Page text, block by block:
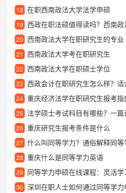
18 在职西南政法大学法学申硕
19 西政在职法硕值得读吗？西南政法大学在职
20 西南政法大学在职研究生的专业
21 西南政法大学考在职研究生
22 西南政法大学在职硕士学位
23 西政会计在职研究生怎么样？适
24 重庆经济法学在职研究生报考指南：适合
25 法学硕士考试科目有哪些？一
26 重庆研究生报考条件是什么
27 什么叫同等学力？通俗解释同
28 重庆什么是同等学力英语
29 同等学力申硕在线课程：灵活
30 深圳在职人士如何通过同等学力申硕提升